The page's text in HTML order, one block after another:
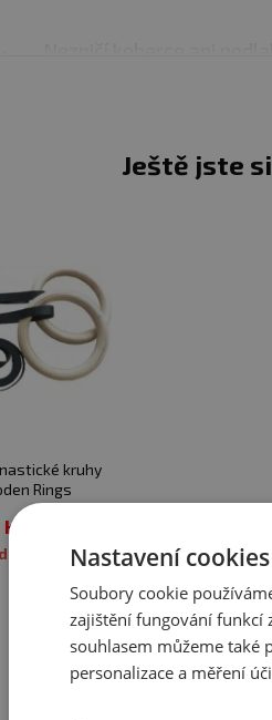
ideální cvičební
tahy a mnoho dalších
sandbag je vhodný pro
zvyšování dynamické síly,
náplň - PVC kuličky
varianty zátěže: 10 kg -
rozměry:
Ještě jste
kruhy
Rings
Nastavení
Soubory cookie
zajištění fungování funkcí
souhlasem můžeme také
personalizace a měření